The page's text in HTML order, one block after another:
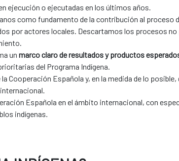
ejecución o ejecutadas en los últimos años.
como fundamento de la contribución al proceso
por actores locales. Descartamos los procesos
un marco claro de resultados y productos
del Programa Indígena.
la Cooperación Española y, en la medida de lo
Española en el ámbito internacional, con
indígenas.​